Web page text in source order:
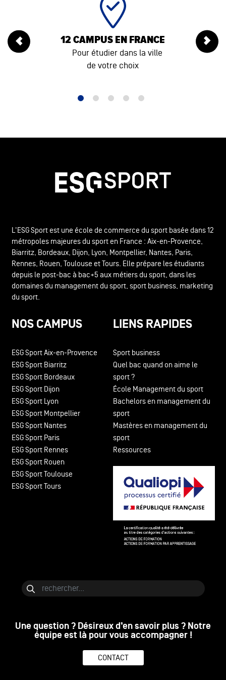
12 CAMPUS EN FRANCE
Pour étudier dans la ville
de votre choix
L'ESG Sport est une école de commerce du sport basée dans 12
métropoles majeures du sport en France : Aix-en-Provence,
Biarritz, Bordeaux, Dijon, Lyon, Montpellier, Nantes, Paris,
Rennes, Rouen, Toulouse et Tours. Elle prépare les étudiants
depuis le post-bac à bac+5 aux métiers du sport, dans les
domaines du management du sport, sport business, marketing
du sport.
NOS CAMPUS
ESG Sport Aix-en-Provence
ESG Sport Biarritz
ESG Sport Bordeaux
ESG Sport Dijon
ESG Sport Lyon
ESG Sport Montpellier
ESG Sport Nantes
ESG Sport Paris
ESG Sport Rennes
ESG Sport Rouen
ESG Sport Toulouse
ESG Sport Tours
LIENS RAPIDES
Sport business
Quel bac quand on aime le
sport ?
École Management du sport
Bachelors en management du
sport
Mastères en management du
sport
Ressources
Une question ? Désireux d’en savoir plus ? Notre
équipe est là pour vous accompagner !
CONTACT